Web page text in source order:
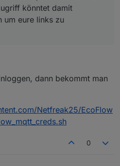
könntet damit
um eure links zu
dann bekommt man
Netfreak25/EcoFlow
0